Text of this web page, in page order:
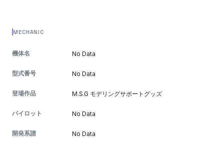
MECHANIC
機体名 No Data
型式番号 No Data
登場作品 M.S.G モデリングサポートグッズ
パイロット No Data
開発系譜 No Data